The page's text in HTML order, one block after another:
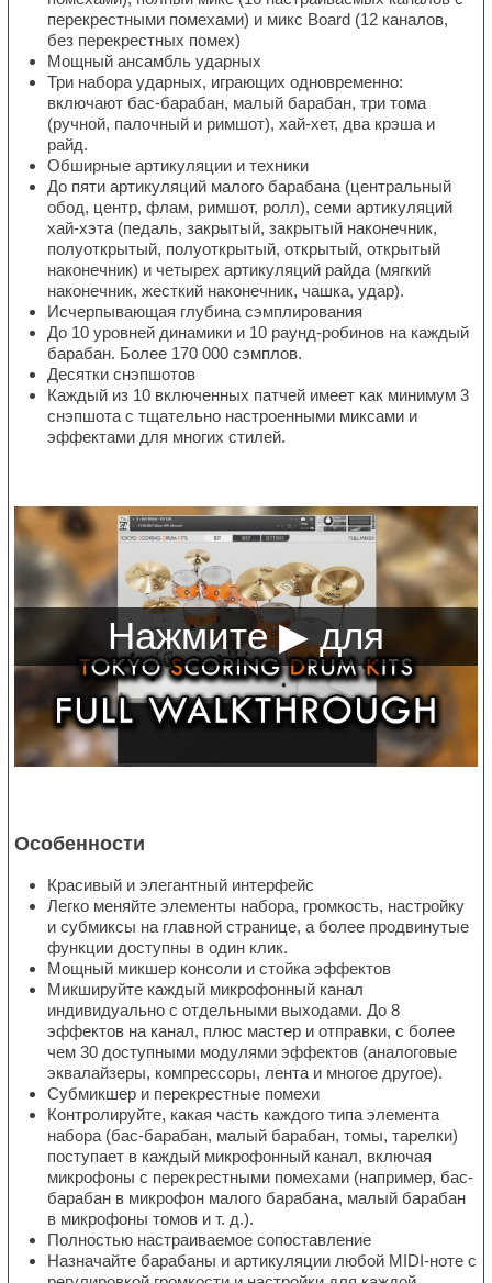
перекрестными помехами) и микс Board (12 каналов,
без перекрестных помех)
Мощный ансамбль ударных
Три набора ударных, играющих одновременно:
включают бас-барабан, малый барабан, три тома
(ручной, палочный и римшот), хай-хет, два крэша и
райд.
Обширные артикуляции и техники
До пяти артикуляций малого барабана (центральный
обод, центр, флам, римшот, ролл), семи артикуляций
хай-хэта (педаль, закрытый, закрытый наконечник,
полуоткрытый, полуоткрытый, открытый, открытый
наконечник) и четырех артикуляций райда (мягкий
наконечник, жесткий наконечник, чашка, удар).
Исчерпывающая глубина сэмплирования
До 10 уровней динамики и 10 раунд-робинов на каждый
барабан. Более 170 000 сэмплов.
Десятки снэпшотов
Каждый из 10 включенных патчей имеет как минимум 3
снэпшота с тщательно настроенными миксами и
эффектами для многих стилей.
Особенности
Красивый и элегантный интерфейс
Легко меняйте элементы набора, громкость, настройку
и субмиксы на главной странице, а более продвинутые
функции доступны в один клик.
Мощный микшер консоли и стойка эффектов
Микшируйте каждый микрофонный канал
индивидуально с отдельными выходами. До 8
эффектов на канал, плюс мастер и отправки, с более
чем 30 доступными модулями эффектов (аналоговые
эквалайзеры, компрессоры, лента и многое другое).
Субмикшер и перекрестные помехи
Контролируйте, какая часть каждого типа элемента
набора (бас-барабан, малый барабан, томы, тарелки)
поступает в каждый микрофонный канал, включая
микрофоны с перекрестными помехами (например, бас-
барабан в микрофон малого барабана, малый барабан
в микрофоны томов и т. д.).
Полностью настраиваемое сопоставление
Назначайте барабаны и артикуляции любой MIDI-ноте с